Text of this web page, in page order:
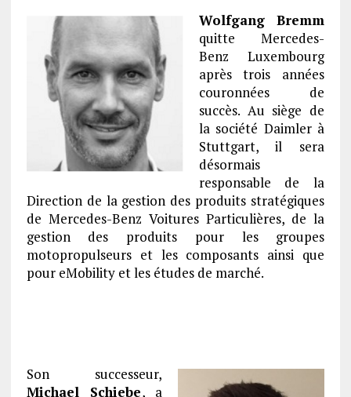
Wolfgang Bremm
quitte Mercedes-
Benz Luxembourg
après trois années
couronnées de
succès. Au siège de
la société Daimler à
Stuttgart, il sera
désormais
responsable de la
Direction de la gestion des produits stratégiques
de Mercedes-Benz Voitures Particulières, de la
gestion des produits pour les groupes
motopropulseurs et les composants ainsi que
pour eMobility et les études de marché.
Son successeur,
Michael Schiebe, a